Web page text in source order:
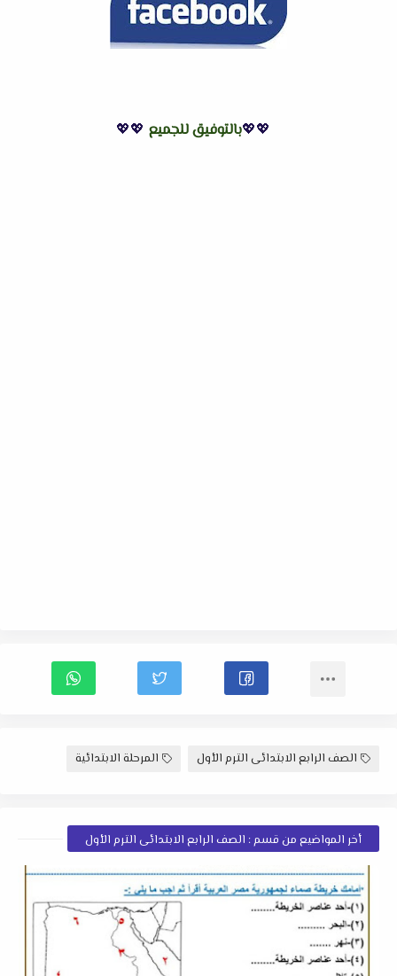
💖💖بالتوفيق للجميع 💖💖
الصف الرابع الابتدائى الترم الأول المرحلة الابتدائية
أخر المواضيع من قسم : الصف الرابع الابتدائى الترم الأول